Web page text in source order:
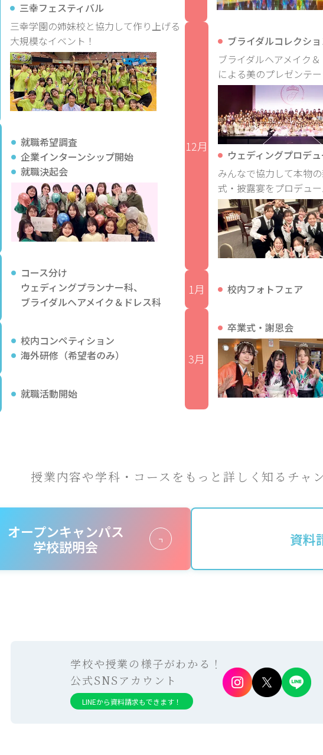
三幸フェスティバル
三幸学園の姉妹校と協力して作り上げる
大規模なイベント！
就職希望調査
企業インターンシップ開始
就職決起会
コース分け
ウェディングプランナー科、
ブライダルヘアメイク＆ドレス科
校内コンペティション
海外研修（希望者のみ）
就職活動開始
12月
ブライダルコレクシ
ブライダルヘアメイク
による美のプレゼンテ
ウェディングプロデ
みんなで協力して本物
式・披露宴をプロデュ
1月 校内フォトフェア
3月
卒業式・謝恩会
授業内容や学科・コースを もっと詳しく知るチャ
オープンキャンパス
学校説明会
資料
学校や授業の様子がわかる！
公式SNSアカウント
LINEから資料請求もできます！